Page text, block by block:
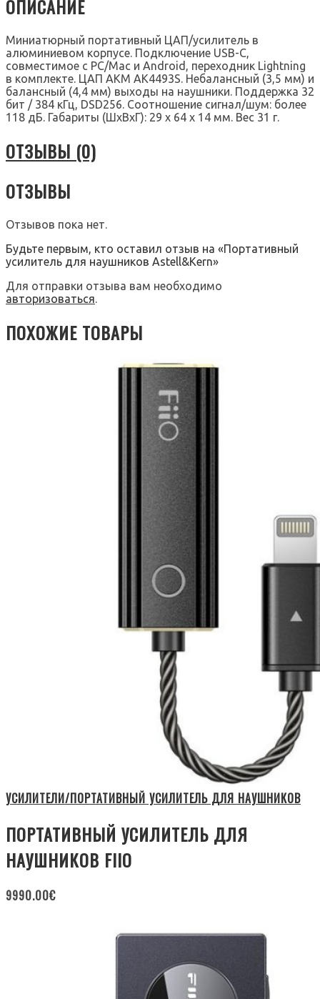
ОПИСАНИЕ
Миниатюрный портативный ЦАП/усилитель в
алюминиевом корпусе. Подключение USB-С,
совместимое с PC/Mac и Android, переходник Lightning
в комплекте. ЦАП AKM AK4493S. Небалансный (3,5 мм) и
балансный (4,4 мм) выходы на наушники. Поддержка 32
бит / 384 кГц, DSD256. Соотношение сигнал/шум: более
118 дБ. Габариты (ШхВхГ): 29 x 64 x 14 мм. Вес 31 г.
ОТЗЫВЫ (0)
ОТЗЫВЫ
Отзывов пока нет.
Будьте первым, кто оставил отзыв на «Портативный
усилитель для наушников Astell&Kern»
Для отправки отзыва вам необходимо
авторизоваться.
ПОХОЖИЕ ТОВАРЫ
УСИЛИТЕЛИ/ПОРТАТИВНЫЙ УСИЛИТЕЛЬ ДЛЯ НАУШНИКОВ
ПОРТАТИВНЫЙ УСИЛИТЕЛЬ ДЛЯ
НАУШНИКОВ FIIO
9990.00€